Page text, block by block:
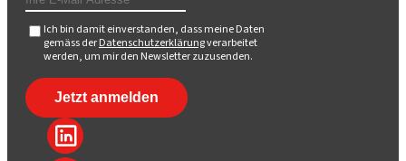
Ich bin damit einverstanden, dass meine Daten
gemäss derDatenschutzerklärungverarbeitet
werden, um mir den Newsletter zuzusenden.